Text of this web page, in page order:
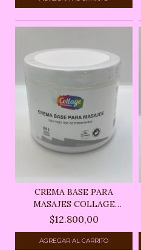
CREMA BASE PARA
MASAJES COLLAGE
500GR
$12.800,00